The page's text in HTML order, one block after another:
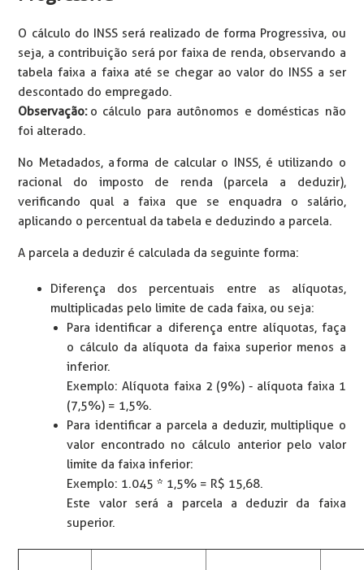
O cálculo do INSS será realizado de forma Progressiva, ou
seja, a contribuição será por faixa de renda, observando a
tabela faixa a faixa até se chegar ao valor do INSS a ser
descontado do empregado.
Observação: o cálculo para autônomos e domésticas não
foi alterado.
No Metadados, a forma de calcular o INSS, é utilizando o
racional do imposto de renda (parcela a deduzir),
verificando qual a faixa que se enquadra o salário,
aplicando o percentual da tabela e deduzindo a parcela.
A parcela a deduzir é calculada da seguinte forma:
Diferença dos percentuais entre as alíquotas,
multiplicadas pelo limite de cada faixa, ou seja:
Para identificar a diferença entre alíquotas, faça
o cálculo da alíquota da faixa superior menos a
inferior.
Exemplo: Alíquota faixa 2 (9%) - alíquota faixa 1
(7,5%) = 1,5%.
Para identificar a parcela a deduzir, multiplique o
valor encontrado no cálculo anterior pelo valor
limite da faixa inferior:
Exemplo: 1.045 * 1,5% = R$ 15,68.
Este valor será a parcela a deduzir da faixa
superior.